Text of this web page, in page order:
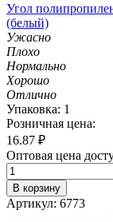
Угол
(белый)
Ужасно
Плохо
Нормально
Хорошо
Отлично
Упаковка: 1
Розничная цена:
16.87 ₽
Оптовая цена
В корзину
Артикул: 6773